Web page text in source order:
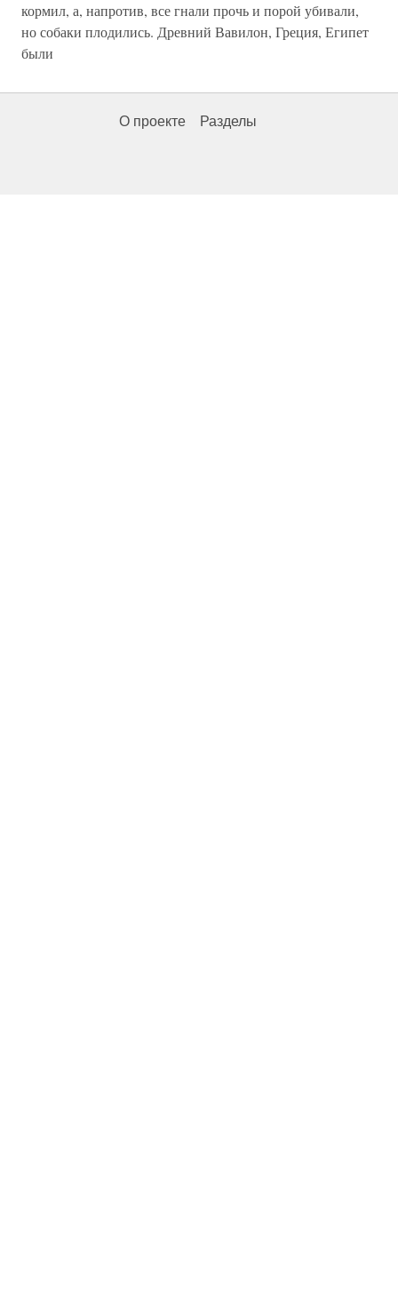
кормил, а, напротив, все гнали прочь и порой убивали,
но собаки плодились. Древний Вавилон, Греция, Египет
были
О проекте Разделы